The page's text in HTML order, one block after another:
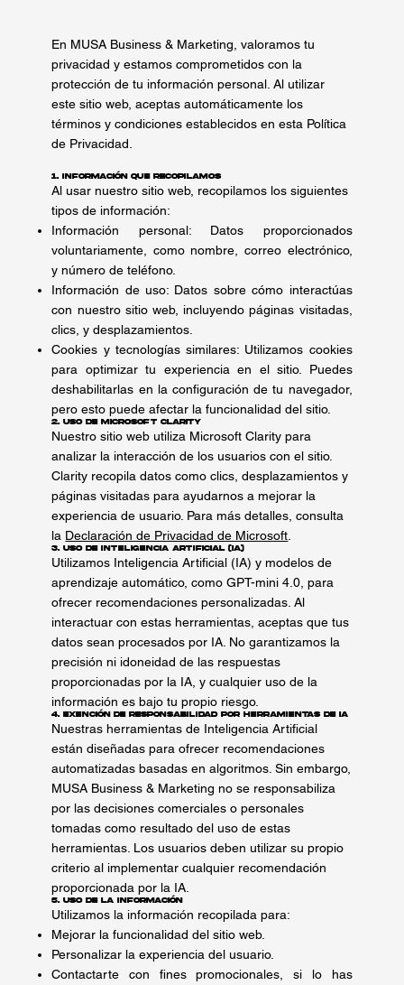
En MUSA Business & Marketing, valoramos tu
privacidad y estamos comprometidos con la
protección de tu información personal. Al utilizar
este sitio web, aceptas automáticamente los
términos y condiciones establecidos en esta Política
de Privacidad.
1. Información que Recopilamos
Al usar nuestro sitio web, recopilamos los siguientes
tipos de información:
Información personal: Datos proporcionados
voluntariamente, como nombre, correo electrónico,
y número de teléfono.
Información de uso: Datos sobre cómo interactúas
con nuestro sitio web, incluyendo páginas visitadas,
clics, y desplazamientos.
Cookies y tecnologías similares: Utilizamos cookies
para optimizar tu experiencia en el sitio. Puedes
deshabilitarlas en la configuración de tu navegador,
pero esto puede afectar la funcionalidad del sitio.
2. Uso de Microsoft Clarity
Nuestro sitio web utiliza Microsoft Clarity para
analizar la interacción de los usuarios con el sitio.
Clarity recopila datos como clics, desplazamientos y
páginas visitadas para ayudarnos a mejorar la
experiencia de usuario. Para más detalles, consulta
la Declaración de Privacidad de Microsoft
3. Uso de Inteligencia Artificial (IA)
Utilizamos Inteligencia Artificial (IA) y modelos de
aprendizaje automático, como GPT-mini 4.0, para
ofrecer recomendaciones personalizadas. Al
interactuar con estas herramientas, aceptas que tus
datos sean procesados por IA. No garantizamos la
precisión ni idoneidad de las respuestas
proporcionadas por la IA, y cualquier uso de la
información es bajo tu propio riesgo.
4. Exención de Responsabilidad por Herramientas de IA
Nuestras herramientas de Inteligencia Artificial
están diseñadas para ofrecer recomendaciones
automatizadas basadas en algoritmos. Sin embargo,
MUSA Business & Marketing no se responsabiliza
por las decisiones comerciales o personales
tomadas como resultado del uso de estas
herramientas. Los usuarios deben utilizar su propio
criterio al implementar cualquier recomendación
proporcionada por la IA.
5. Uso de la Información
Utilizamos la información recopilada para:
Mejorar la funcionalidad del sitio web.
Personalizar la experiencia del usuario.
Contactarte con fines promocionales, si lo has